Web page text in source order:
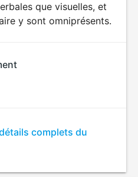
que visuelles, et
y sont omniprésents.
complets du